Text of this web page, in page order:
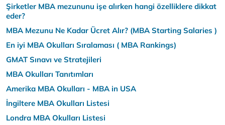
Şirketler MBA mezununu işe alırken hangi özelliklere dikkat
eder?
MBA Mezunu Ne Kadar Ücret Alır? (MBA Starting Salaries )
En iyi MBA Okulları Sıralaması ( MBA Rankings)
GMAT Sınavı ve Stratejileri
MBA Okulları Tanıtımları
Amerika MBA Okulları - MBA in USA
İngiltere MBA Okulları Listesi
Londra MBA Okulları Listesi